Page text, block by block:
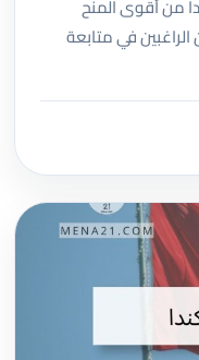
مكغيل 2026 في كندا من أقوى المنح
في متابعة